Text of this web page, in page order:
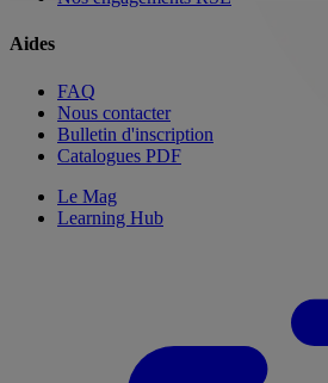
Aides
FAQ
Nous contacter
Bulletin d'inscription
Catalogues PDF
Le Mag
Learning Hub